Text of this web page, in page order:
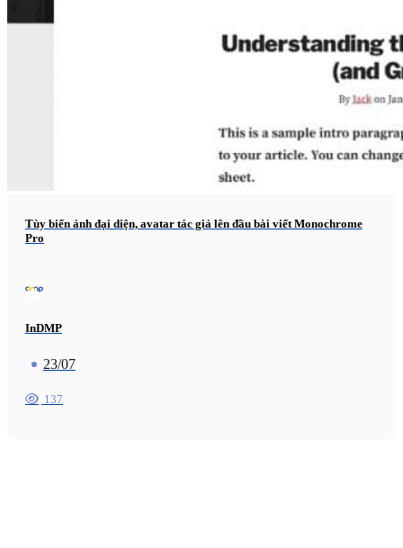
Tùy biến ảnh đại diện, avatar tác giả lên đầu bài viết Monochrome
Pro
InDMP
23/07
137